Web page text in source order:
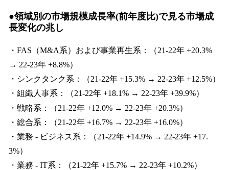
●領域別の市場規模成長率(前年度比)で見る市場成
長変化の兆し
・FAS（M&A系）および事業再生系：（21-22年 +20.3%
→ 22-23年 +8.8%）
・シンクタンク系：（21-22年 +15.3% → 22-23年 +12.5%）
・組織人事系：（21-22年 +18.1% → 22-23年 +39.9%）
・戦略系：（21-22年 +12.0% → 22-23年 +20.3%）
・総合系：（21-22年 +16.7% → 22-23年 +16.0%）
・業務 - ビジネス系：（21-22年 +14.9% → 22-23年 +17.
3%）
・業務 - IT系：（21-22年 +15.7% → 22-23年 +10.2%）